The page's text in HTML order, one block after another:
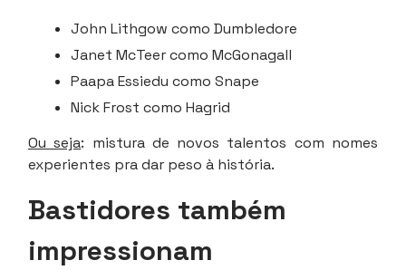
John Lithgow como Dumbledore
Janet McTeer como McGonagall
Paapa Essiedu como Snape
Nick Frost como Hagrid
Ou seja: mistura de novos talentos com nomes
experientes pra dar peso à história.
Bastidores também
impressionam